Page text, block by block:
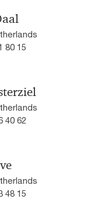
80 15
40 62
48 15